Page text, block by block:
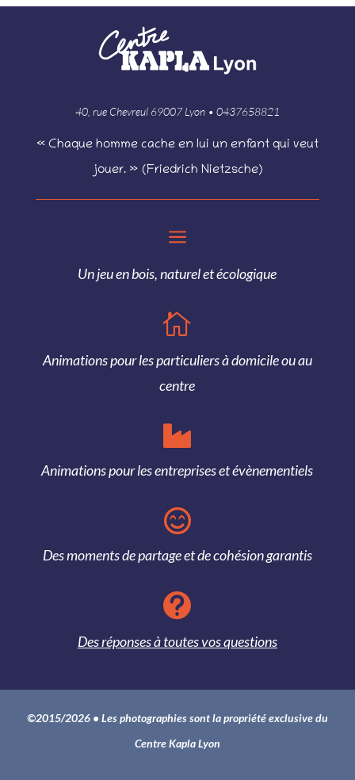
40, rue Chevreul 69007 Lyon • 0437658821
« Chaque homme cache en lui un enfant qui veut
jouer. » (Friedrich Nietzsche)
a
Un jeu en bois, naturel et écologique

Animations pour les particuliers à domicile ou au
centre

Animations pour les entreprises et évènementiels

Des moments de partage et de cohésion garantis

Des réponses à toutes vos questions
©2015/2026 • Les photographies sont la propriété exclusive du
Centre Kapla Lyon